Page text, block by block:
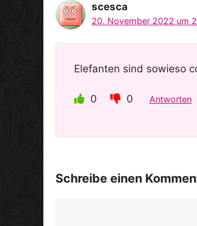
scesca
20. November 2022 um
Elefanten sind sowieso
0 0 Antworten
Schreibe einen